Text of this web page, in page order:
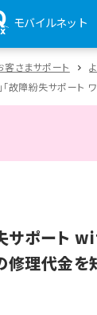
モバイルネット
客さまサポート
「故障紛失サポー
失サポー
修理代金を